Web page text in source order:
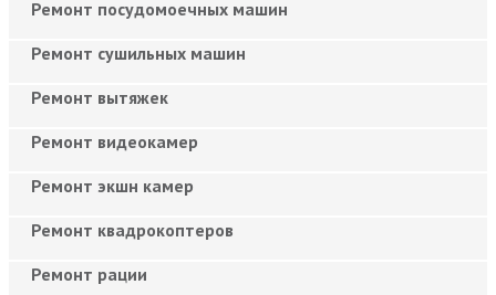
Ремонт посудомоечных машин
Ремонт сушильных машин
Ремонт вытяжек
Ремонт видеокамер
Ремонт экшн камер
Ремонт квадрокоптеров
Ремонт рации